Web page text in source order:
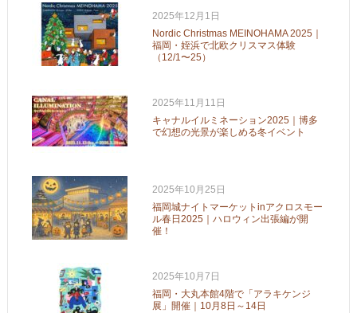
2025年12月1日
Nordic Christmas MEINOHAMA 2025｜
福岡・姪浜で北欧クリスマス体験
（12/1〜25）
2025年11月11日
キャナルイルミネーション2025｜博多
で幻想の光景が楽しめる冬イベント
2025年10月25日
福岡城ナイトマーケットinアクロスモー
ル春日2025｜ハロウィン出張編が開
催！
2025年10月7日
福岡・大丸本館4階で「アラキケンジ
展」開催｜10月8日～14日